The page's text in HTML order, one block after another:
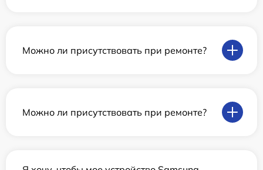
Можно ли присутствовать при ремонте?
Можно ли присутствовать при ремонте?